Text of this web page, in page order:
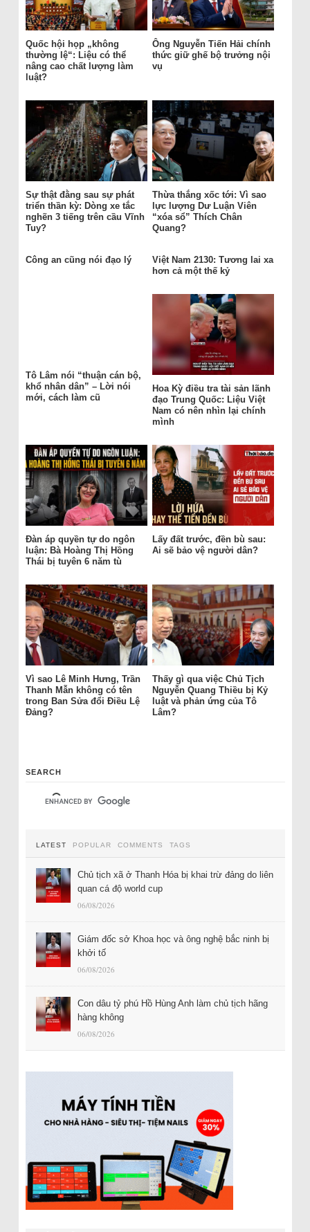
Quốc hội họp „không
thường lệ“: Liệu có thể
nâng cao chất lượng làm
luật?
Ông Nguyễn Tiến Hải chính
thức giữ ghế bộ trưởng nội
vụ
Sự thật đằng sau sự phát
triển thần kỳ: Dòng xe tắc
nghẽn 3 tiếng trên cầu Vĩnh
Tuy?
Thừa thắng xốc tới: Vì sao
lực lượng Dư Luận Viên
“xóa sổ” Thích Chân
Quang?
Công an cũng nói đạo lý
Việt Nam 2130: Tương lai xa
hơn cả một thế kỷ
Tô Lâm nói “thuận cán bộ,
khổ nhân dân” – Lời nói
mới, cách làm cũ
Hoa Kỳ điều tra tài sản lãnh
đạo Trung Quốc: Liệu Việt
Nam có nên nhìn lại chính
mình
Đàn áp quyền tự do ngôn
luận: Bà Hoàng Thị Hồng
Thái bị tuyên 6 năm tù
Lấy đất trước, đền bù sau:
Ai sẽ bảo vệ người dân?
Vì sao Lê Minh Hưng, Trần
Thanh Mẫn không có tên
trong Ban Sửa đổi Điều Lệ
Đảng?
Thấy gì qua việc Chủ Tịch
Nguyễn Quang Thiều bị Kỷ
luật và phản ứng của Tô
Lâm?
SEARCH
LATEST POPULAR COMMENTS TAGS
Chủ tịch xã ở Thanh Hóa bị khai trừ đảng do liên
quan cá độ world cup
06/08/2026
Giám đốc sở Khoa học và ông nghệ bắc ninh bị
khởi tố
06/08/2026
Con dâu tỷ phú Hồ Hùng Anh làm chủ tịch hãng
hàng không
06/08/2026